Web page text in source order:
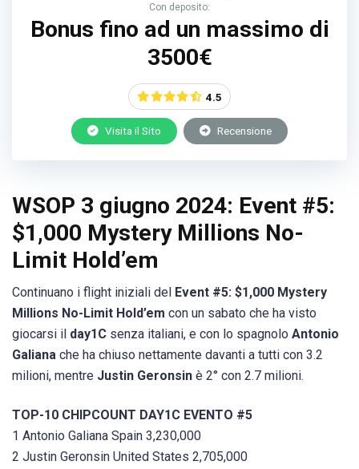
Con deposito:
Bonus fino ad un massimo di
3500€
4.5
Visita il Sito Recensione
WSOP 3 giugno 2024: Event #5:
$1,000 Mystery Millions No-
Limit Hold’em
Continuano i flight iniziali del Event #5: $1,000 Mystery
Millions No-Limit Hold’em con un sabato che ha visto
giocarsi il day1C senza italiani, e con lo spagnolo Antonio
Galiana che ha chiuso nettamente davanti a tutti con 3.2
milioni, mentre Justin Geronsin è 2° con 2.7 milioni.
TOP-10 CHIPCOUNT DAY1C EVENTO #5
1 Antonio Galiana Spain 3,230,000
2 Justin Geronsin United States 2,705,000